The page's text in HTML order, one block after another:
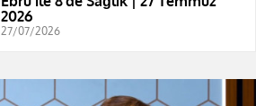
2026
27/07/2026